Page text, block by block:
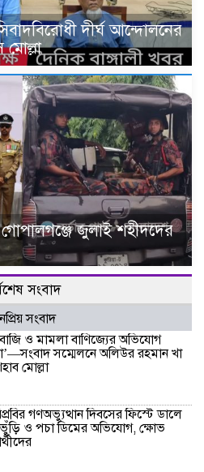
দীর্ঘ আন্দোলনের
গোপালগঞ্জে জুলাই শহীদদের
সংবাদ
সংবাদ
ও মামলা বাণিজ্যের অভিযোগ
সম্মেলনে অলিউর রহমান খা
মোল্লা
গণঅভ্যুত্থান দিবসের ফিস্টে ডালে
ও পচা ডিমের অভিযোগ, ক্ষোভ